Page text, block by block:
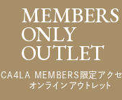
MEMBERS
ONLY
OUTLET
CA4LA MEMBERS限定アクセ
オンラインアウトレット